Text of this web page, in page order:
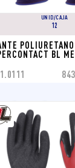
UNID/CAJA
12
POLIURETANO
BL